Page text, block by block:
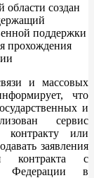
создан
поддержки
прохождения
и массовых
что
и
сервис
или
заявления
контракта с
Федерации в